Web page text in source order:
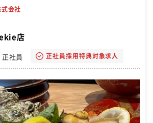
式会社
店
正社員 正社員採用特典対象求人